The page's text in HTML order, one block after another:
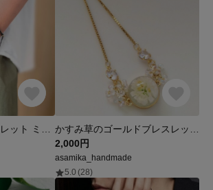
2,000円
asamika_handmade
5.0 (28)